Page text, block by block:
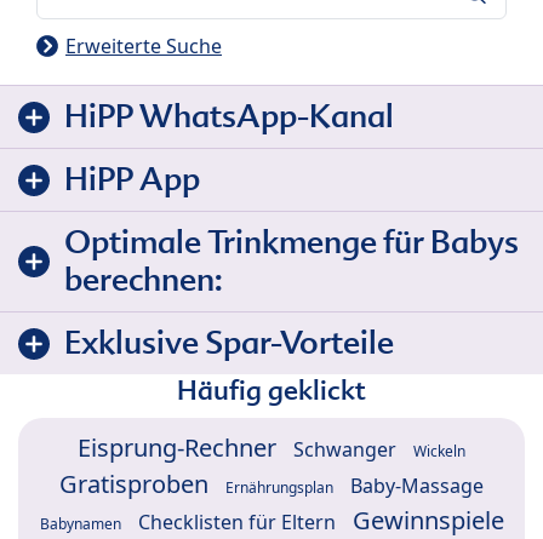
Erweiterte Suche
HiPP WhatsApp-Kanal
HiPP App
Optimale Trinkmenge für Babys
berechnen:
Exklusive Spar-Vorteile
Häufig geklickt
Eisprung-Rechner Schwanger Wickeln
Gratisproben Ernährungsplan Baby-Massage
Babynamen Checklisten für Eltern
Gewinnspiele